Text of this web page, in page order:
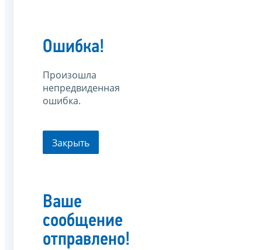
Ошибка!
Произошла
непредвиденная
ошибка.
Закрыть
Ваше
сообщение
отправлено!